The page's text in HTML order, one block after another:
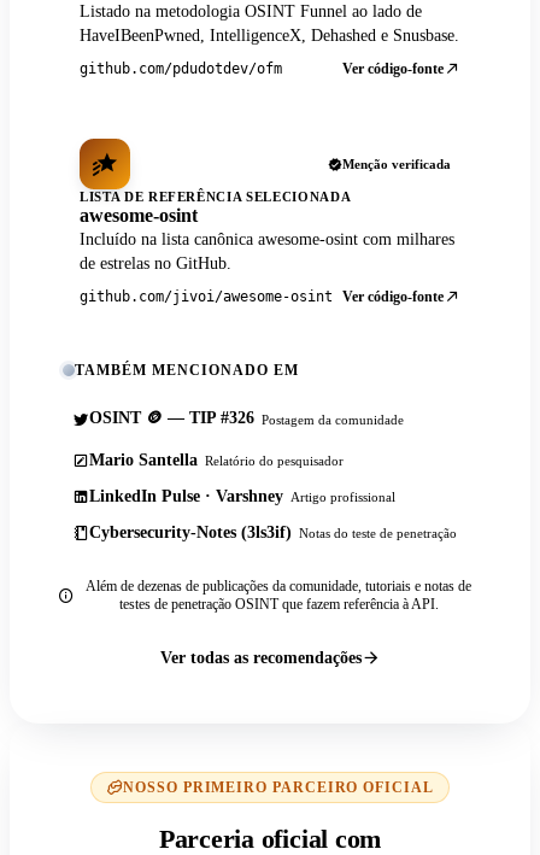
Listado na metodologia OSINT Funnel ao lado de
HaveIBeenPwned, IntelligenceX, Dehashed e Snusbase.
github.com/pdudotdev/ofm Ver código-fonte
Menção verificada
LISTA DE REFERÊNCIA SELECIONADA
awesome-osint
Incluído na lista canônica awesome-osint com milhares
de estrelas no GitHub.
github.com/jivoi/awesome-osint Ver código-fonte
TAMBÉM MENCIONADO EM
OSINT 🪙 — TIP #326 Postagem da comunidade
Mario Santella Relatório do pesquisador
LinkedIn Pulse · Varshney Artigo profissional
Cybersecurity-Notes (3ls3if) Notas do teste de penetração
Além de dezenas de publicações da comunidade, tutoriais e notas de
testes de penetração OSINT que fazem referência à API.
Ver todas as recomendações
NOSSO PRIMEIRO PARCEIRO OFICIAL
Parceria oficial com